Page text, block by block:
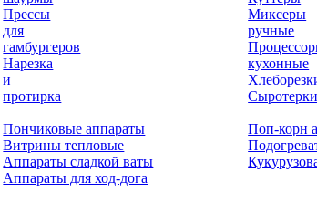
Прессы
для
гамбургеров
Нарезка
и
протирка
Миксеры
ручные
кухонные
Сыротерки
Пончиковые аппараты
Витрины тепловые
Аппараты сладкой ваты
Аппараты для ход-дога
Поп-корн